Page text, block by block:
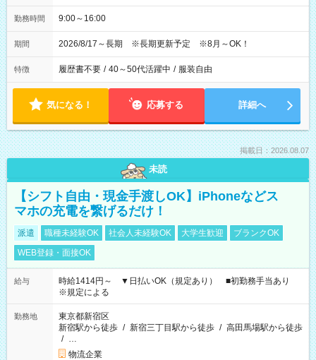
勤務時間 9:00～16:00
期間 2026/8/17～長期 ※長期更新予定 ※8月～OK！
特徴 履歴書不要 / 40～50代活躍中 / 服装自由
気になる！ 応募する 詳細へ
掲載日：2026.08.07
未読
【シフト自由・現金手渡しOK】iPhoneなどス
マホの充電を繋げるだけ！
派遣 職種未経験OK 社会人未経験OK 大学生歓迎
ブランクOK
WEB登録・面接OK
給与
時給1414円～ ▼日払いOK（規定あり） ■初勤務手当あり
※規定による
勤務地
東京都新宿区
新宿駅から徒歩 / 新宿三丁目駅から徒歩 / 高田馬場駅から徒歩
/ …
物流企業